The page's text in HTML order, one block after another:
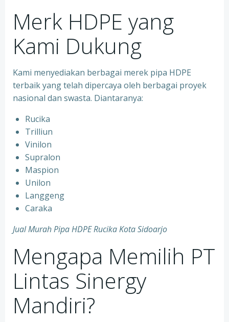
Merk HDPE yang
Kami Dukung
Kami menyediakan berbagai merek pipa HDPE
terbaik yang telah dipercaya oleh berbagai proyek
nasional dan swasta. Diantaranya:
Rucika
Trilliun
Vinilon
Supralon
Maspion
Unilon
Langgeng
Caraka
Jual Murah Pipa HDPE Rucika Kota Sidoarjo
Mengapa Memilih PT
Lintas Sinergy
Mandiri?